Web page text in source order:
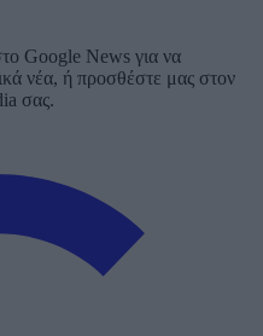
Google News για να
νέα, ή προσθέστε μας στον
σας.